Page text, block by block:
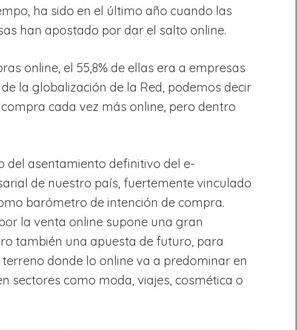
ha sido en el último año cuando las
han apostado por dar el salto online.
online, el 55,8% de ellas era a empresas
la globalización de la Red, podemos decir
cada vez más online, pero dentro
del asentamiento definitivo del e-
de nuestro país, fuertemente vinculado
barómetro de intención de compra.
la venta online supone una gran
también una apuesta de futuro, para
donde lo online va a predominar en
sectores como moda, viajes, cosmética o